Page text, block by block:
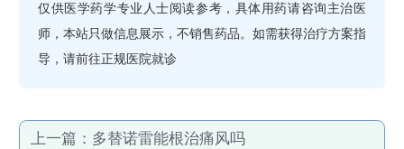
仅供医学药学专业人士阅读参考，具体用药请咨询主治医
师，本站只做信息展示，不销售药品。如需获得治疗方案指
导，请前往正规医院就诊
上一篇： 多替诺雷能根治痛风吗